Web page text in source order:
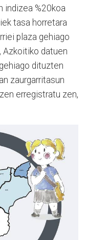
indizea %20koa
tasa horretara
plaza gehiago
Azkoitiko datuen
dituzten
zaurgarritasun
erregistratu zen,